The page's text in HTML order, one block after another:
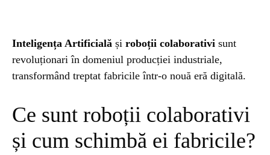
Inteligența Artificială și roboții colaborativi sunt
revoluționari în domeniul producției industriale,
transformând treptat fabricile într-o nouă eră digitală.
Ce sunt roboții colaborativi
și cum schimbă ei fabricile?
INSTALEAZ
A
APLICATIA